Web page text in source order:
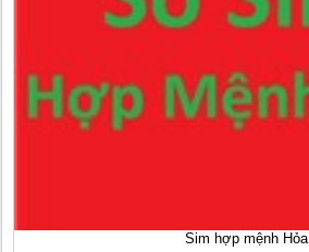
Sim hợp mệnh Hỏa